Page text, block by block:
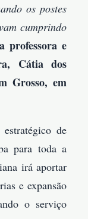
os postes
cumprindo
professora e
Cátia dos
Grosso, em
de
para toda a
irá aportar
e expansão
o serviço